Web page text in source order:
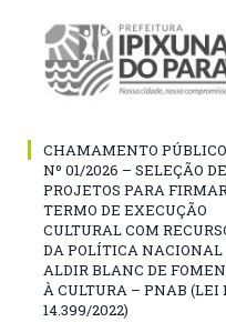
CHAMAMENTO PÚBLICO
Nº 01/2026 – SELEÇÃO DE
PROJETOS PARA
TERMO DE EXECUÇÃO
CULTURAL COM
DA POLÍTICA NACIONAL
ALDIR BLANC DE
À CULTURA – PNAB (LEI
14.399/2022)